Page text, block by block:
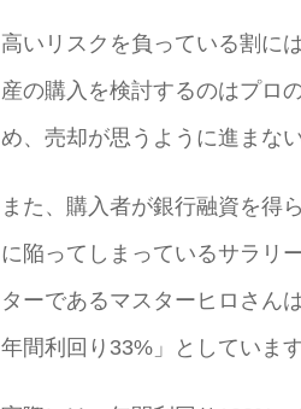
高いリスクを負っている割に
産の購入を検討するのはプロ
め、売却が思うように進まな
また、購入者が銀行融資を得
に陥ってしまっているサラリ
ターであるマスターヒロさん
年間利回り33%」としています